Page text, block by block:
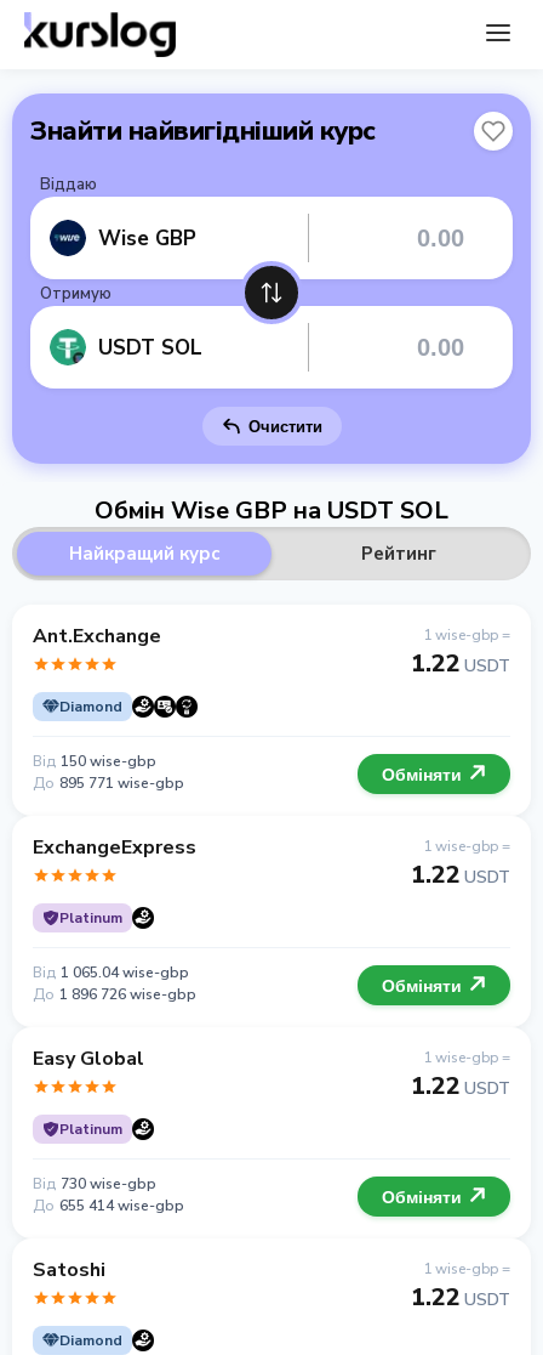
Знайти найвигідніший курс
Віддаю
Wise GBP
Отримую
USDT SOL
Очистити
Обмін Wise GBP на USDT SOL
Найкращий курс Рейтинг
Ant.Exchange
Diamond
1 wise-gbp =
1.22 USDT
Від 150 wise-gbp
До 895 771 wise-gbp Обміняти
ExchangeExpress
Platinum
1 wise-gbp =
1.22 USDT
Від 1 065.04 wise-gbp
До 1 896 726 wise-gbp Обміняти
Easy Global
Platinum
1 wise-gbp =
1.22 USDT
Від 730 wise-gbp
До 655 414 wise-gbp Обміняти
Satoshi
Diamond
1 wise-gbp =
1.22 USDT